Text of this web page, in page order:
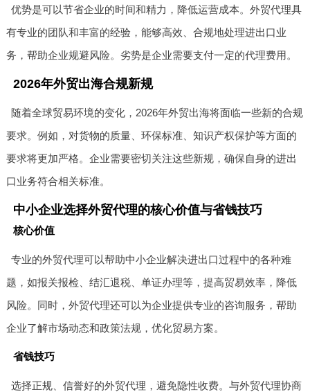
优势是可以节省企业的时间和精力，降低运营成本。外贸代理具
有专业的团队和丰富的经验，能够高效、合规地处理进出口业
务，帮助企业规避风险。劣势是企业需要支付一定的代理费用。
2026年外贸出海合规新规
随着全球贸易环境的变化，2026年外贸出海将面临一些新的合规
要求。例如，对货物的质量、环保标准、知识产权保护等方面的
要求将更加严格。企业需要密切关注这些新规，确保自身的进出
口业务符合相关标准。
中小企业选择外贸代理的核心价值与省钱技巧
核心价值
专业的外贸代理可以帮助中小企业解决进出口过程中的各种难
题，如报关报检、结汇退税、单证办理等，提高贸易效率，降低
风险。同时，外贸代理还可以为企业提供专业的咨询服务，帮助
企业了解市场动态和政策法规，优化贸易方案。
省钱技巧
选择正规、信誉好的外贸代理，避免隐性收费。与外贸代理协商